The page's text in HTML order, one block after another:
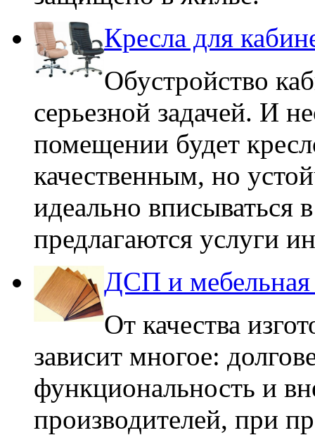
Кресла для
Обустройство
серьезной задачей. И
помещении будет
качественным, но
идеально
предлагаются услуги
ДСП и мебельная
От качества
зависит многое:
функциональность и
производителей, при